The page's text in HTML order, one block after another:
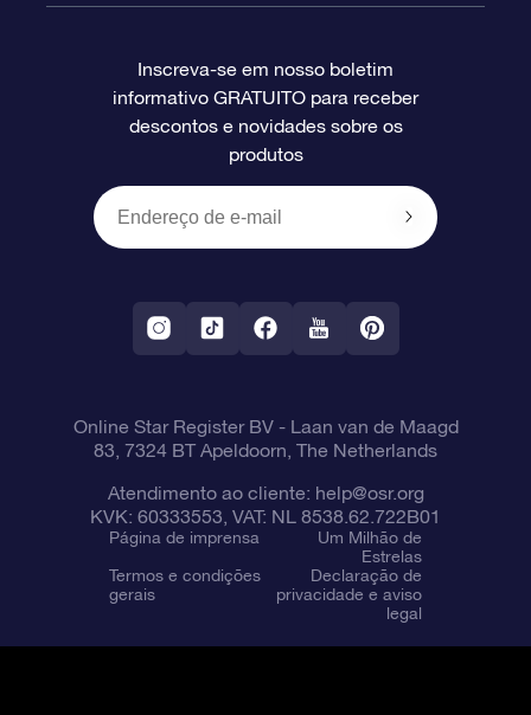
Avaliações
O cartão de presente da OSR
Presentes corporativos
Página estelar personalizada
Um Milhão de Estrelas
OSR Starsaver
Aplicativo RV Fly me to the stars
Informações de pagamento
Informações de envio
Política de devolução
Constelações
Inscreva-se em nosso boletim
informativo GRATUITO para receber
descontos e novidades sobre os
produtos
Online Star Register BV- Laan van de Maagd
83, 7324 BT Apeldoorn, The Netherlands
Atendimento ao cliente: help@osr.org
KVK: 60333553, VAT: NL 8538.62.722B01
Página de imprensa
Um Milhão de
Estrelas
Termos e condições
gerais
Declaração de
privacidade e aviso
legal